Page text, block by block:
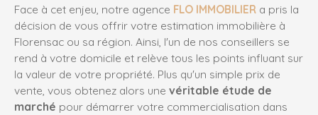
Face à cet enjeu, notre agence FLO IMMOBILIER a pris la
décision de vous offrir votre estimation immobilière à
Florensac ou sa région. Ainsi, l'un de nos conseillers se
rend à votre domicile et relève tous les points influant sur
la valeur de votre propriété. Plus qu'un simple prix de
vente, vous obtenez alors une véritable étude de
marché pour démarrer votre commercialisation dans